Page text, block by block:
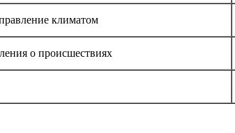
климатом
о происшествиях